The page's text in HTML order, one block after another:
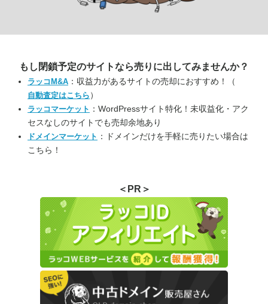
もし閉鎖予定のサイトなら売りに出してみませんか？
ラッコM&A ：収益力があるサイトの売却におすすめ！（
自動査定はこちら ）
ラッコマーケット ：WordPressサイト特化！未収益化・アク
セスなしのサイトでも売却余地あり
ドメインマーケット ：ドメインだけを手軽に売りたい場合は
こちら！
＜PR＞